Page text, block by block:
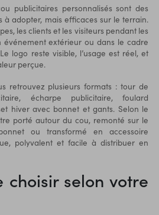
publicitaires personnalisés sont des
à adopter, mais efficaces sur le terrain.
les clients et les visiteurs pendant les
événement extérieur ou dans le cadre
logo reste visible, l’usage est réel, et
perçue.
retrouvez plusieurs formats : tour de
écharpe publicitaire, foulard
hiver avec bonnet et gants. Selon le
porté autour du cou, remonté sur le
ou transformé en accessoire
polyvalent et facile à distribuer en
choisir selon votre